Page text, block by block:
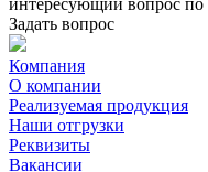
интересующий вопрос по
Задать вопрос
Компания
О компании
Реализуемая продукция
Наши отгрузки
Реквизиты
Вакансии